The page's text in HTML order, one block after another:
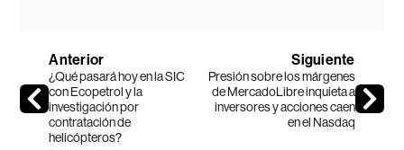
Anterior
¿Qué pasará hoy en la SIC
con Ecopetrol y la
investigación por
contratación de
helicópteros?
Siguiente
Presión sobre los márgenes
de MercadoLibre inquieta a
inversores y acciones caen
en el Nasdaq